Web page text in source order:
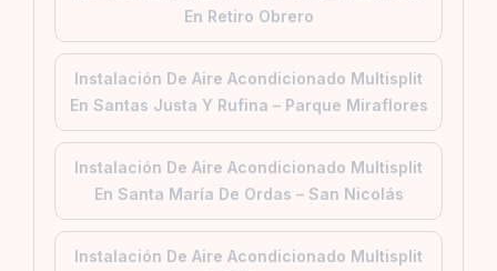
En Retiro Obrero
Instalación De Aire Acondicionado Multisplit
En Santas Justa Y Rufina – Parque Miraflores
Instalación De Aire Acondicionado Multisplit
En Santa María De Ordas – San Nicolás
Instalación De Aire Acondicionado Multisplit